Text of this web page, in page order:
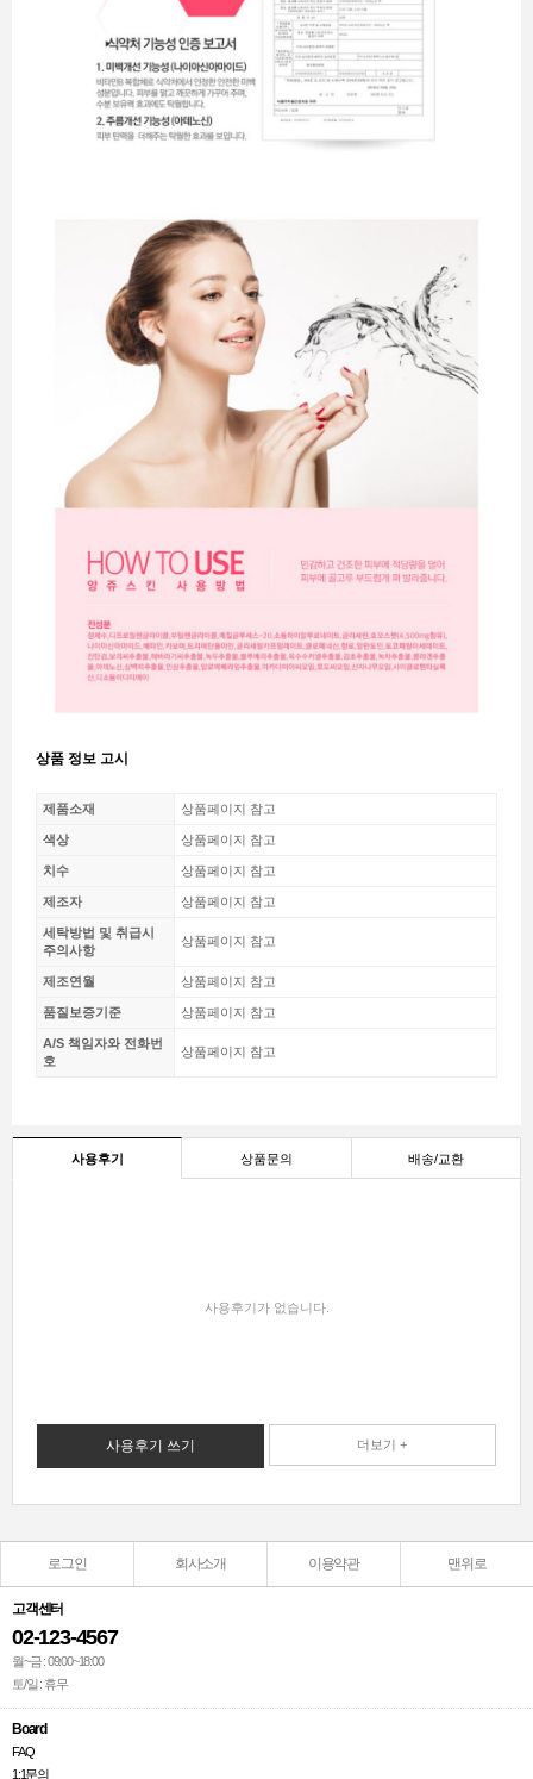
상품 정보 고시
제품소재 상품페이지 참고
색상 상품페이지 참고
치수 상품페이지 참고
제조자 상품페이지 참고
세탁방법 및 취급시
주의사항
상품페이지 참고
제조연월 상품페이지 참고
품질보증기준 상품페이지 참고
A/S 책임자와 전화번
호
상품페이지 참고
사용후기 상품문의 배송/교환
사용후기가 없습니다.
사용후기 쓰기 더보기 +
로그인 회사소개 이용약관 맨위로
고객센터
02-123-4567
월~금 : 09:00~18:00
토/일 : 휴무
Board
FAQ
1:1문의